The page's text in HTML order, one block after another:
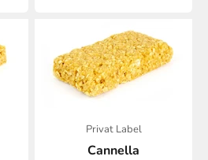
Privat Label
Cannella